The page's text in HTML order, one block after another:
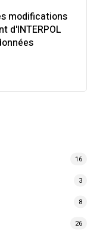
modifications
d'INTERPOL
16
3
8
26